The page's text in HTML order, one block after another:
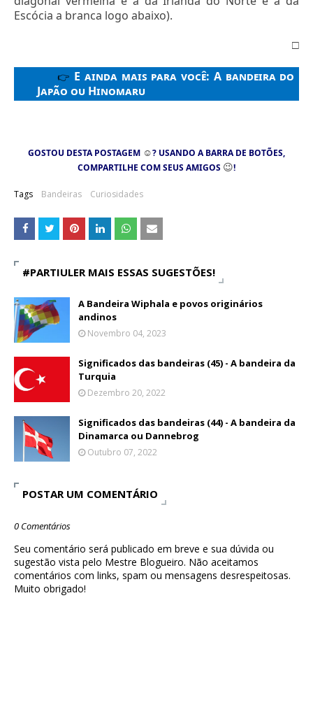
Escócia a branca logo abaixo).
□
👉 E ainda mais para você: A bandeira do
Japão ou Hinomaru
GOSTOU DESTA POSTAGEM ☺? USANDO A BARRA DE BOTÕES,
COMPARTILHE COM SEUS AMIGOS 😉!
Tags Bandeiras Curiosidades
#PARTIULER MAIS ESSAS SUGESTÕES!
A Bandeira Wiphala e povos originários
andinos
Novembro 04, 2023
Significados das bandeiras (45) - A bandeira da
Turquia
Dezembro 20, 2022
Significados das bandeiras (44) - A bandeira da
Dinamarca ou Dannebrog
Outubro 07, 2022
POSTAR UM COMENTÁRIO
0 Comentários
Seu comentário será publicado em breve e sua dúvida ou
sugestão vista pelo Mestre Blogueiro. Não aceitamos
comentários com links, spam ou mensagens desrespeitosas.
Muito obrigado!